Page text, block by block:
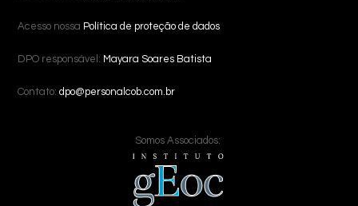
Acesso nossa Política de proteção de dados
DPO responsável: Mayara Soares Batista
Contato:dpo@personalcob.com.br
Somos Associados: